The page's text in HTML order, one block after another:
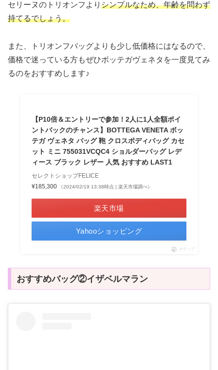
セリーヌのトリオンフより シンプルなため、年齢を問わず
持てるでしょう。
また、トリオンフバッグよりも少し低価格にはなるので、
価格で迷っている方もぜひボッテガヴェネタを一度見てみ
るのをおすすめします♪
【P10倍＆エントリーで参加！2人に1人全額ポイ
ントバックのチャンス】BOTTEGA VENETA ボッ
テガ ヴェネタ バッグ 鞄 クロスボディバッグ カセ
ット ミニ 755031VCQC4 ショルダーバッグ レデ
ィース ブラック レザー 人気 おすすめ LAST1
セレクトショップFELICE
¥185,300
（2024/02/19 13:38時点 | 楽天市場調べ）
楽天市場
Yahooショッピング
ポチップ
おすすめバッグ②イザベルマラン